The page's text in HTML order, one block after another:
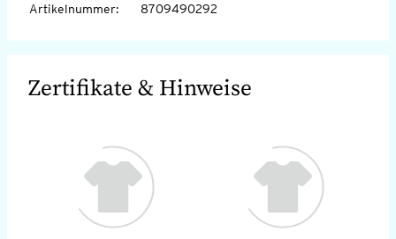
Artikelnummer: 8709490292
Zertifikate & Hinweise